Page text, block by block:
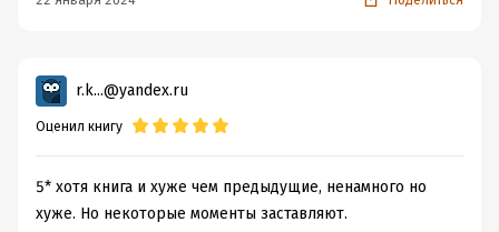
r.k...@yandex.ru
Оценил книгу
5* хотя книга и хуже чем предыдущие, ненамного но
хуже. Но некоторые моменты заставляют.